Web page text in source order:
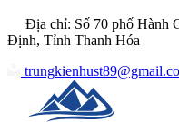
Địa chỉ: Số 70 phố Hành
Định, Tỉnh Thanh Hóa